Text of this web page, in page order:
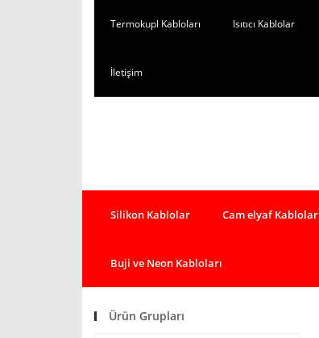
Termokupl Kabloları Isıtıcı Kablolar
İletişim
Silikon Kablolar Cam elyaf Kablolar
Buji ve Neon Kabloları
Ürün Grupları